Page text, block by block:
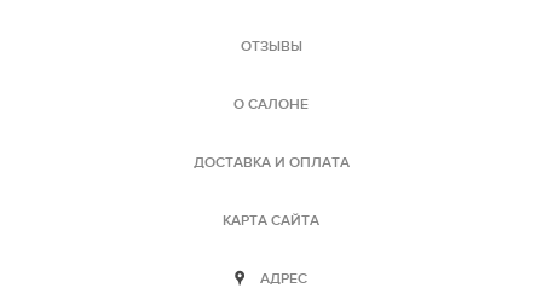
ОТЗЫВЫ
О САЛОНЕ
ДОСТАВКА И ОПЛАТА
КАРТА САЙТА
АДРЕС